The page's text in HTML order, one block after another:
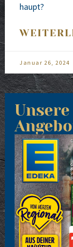
haupt?
Januar 26, 2024